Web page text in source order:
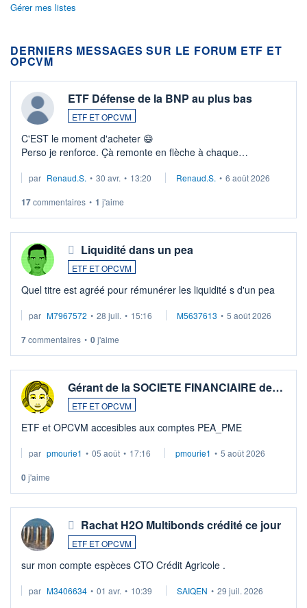
Gérer mes listes
DERNIERS MESSAGES SUR LE FORUM ETF ET
OPCVM
ETF Défense de la BNP au plus bas
ETF ET OPCVM
C'EST le moment d'acheter 😄​
Perso je renforce. Çà remonte en flèche à chaque
Investissement long terme tip top pour sa retraite.
par Renaud.S. • 30 avr. • 13:20 Renaud.S. • 6 août 2026
17commentaires • 1 j'aime
Liquidité dans un pea
ETF ET OPCVM
Quel titre est agréé pour rémunérer les liquidité s d'un pea
par M7967572 • 28 juil. • 15:16 M5637613 • 5 août 2026
7commentaires • 0j'aime
Gérant de la SOCIETE FINANCIAIRE de…
ETF ET OPCVM
ETF et OPCVM accesibles aux comptes PEA_PME
par pmourie1 • 05 août • 17:16 pmourie1 • 5 août 2026
0j'aime
Rachat H2O Multibonds crédité ce jour
ETF ET OPCVM
sur mon compte espèces CTO Crédit Agricole .
par M3406634 • 01 avr. • 10:39 SAIQEN • 29 juil. 2026